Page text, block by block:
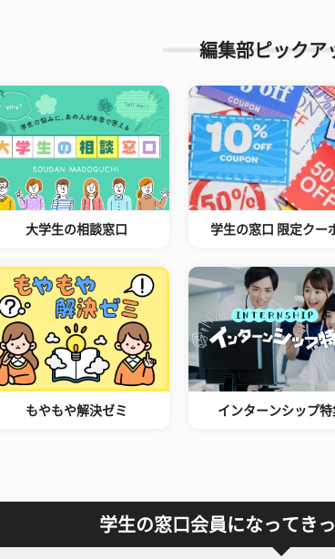
編集部ピックア
大学生の相談窓口 学生の窓口 限定クー
もやもや解決ゼミ インターンシップ特
学生の窓口会員になってき